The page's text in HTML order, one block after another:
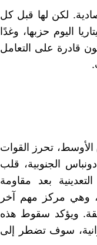
لكن لها قبل كل
اليوم حزبها، وغدًا
قادرة على التعامل
تحرز القوات
الجنوبية، قلب
بعد مقاومة
وهي مركز مهم آخر
ويؤكد سقوط هذه
سوف تضطر إلى